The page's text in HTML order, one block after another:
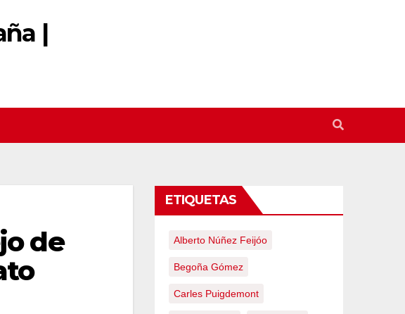
|
de
ETIQUETAS
Alberto Núñez Feijóo
Begoña Gómez
Carles Puigdemont